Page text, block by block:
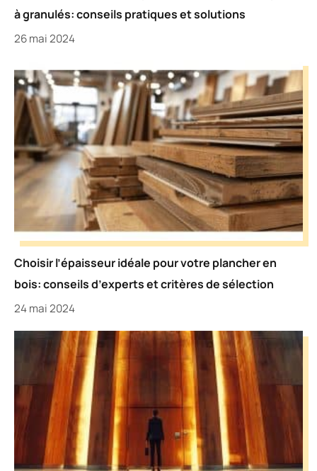
à granulés: conseils pratiques et solutions
26 mai 2024
Choisir l’épaisseur idéale pour votre plancher en
bois: conseils d’experts et critères de sélection
24 mai 2024